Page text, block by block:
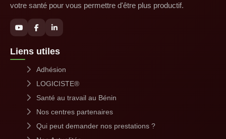
votre santé pour vous permettre d'être plus productif.
Liens utiles
Adhésion
LOGICISTE®
Santé au travail au Bénin
Nos centres partenaires
Qui peut demander nos prestations ?